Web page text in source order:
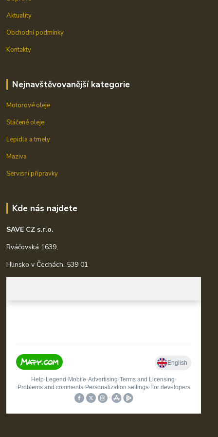
Aktuality
Obchodní podmínky
Kontakty
Nejnavštěvovanější kategorie
Motorové oleje
Stáčené oleje
Lepidla a tmely
Maziva
Servisní přípravky
Kde nás najdete
SAVE CZ s.r.o.
Rváčovská 1639,
Hlinsko v Čechách, 539 01